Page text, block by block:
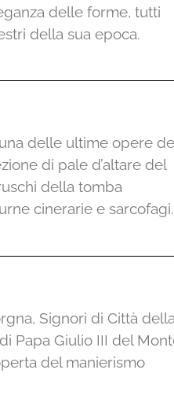
delle forme, tutti
della sua epoca.
delle ultime opere
di pale d’altare del
della tomba
cinerarie e sarcofagi.
Signori di Città della
Papa Giulio III del
del manierismo